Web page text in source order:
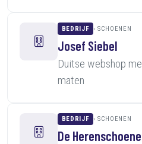
BEDRIJF SCHOENEN
Josef Siebel
Duitse webshop
maten
BEDRIJF SCHOENEN
De